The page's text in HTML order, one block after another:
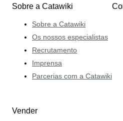
Sobre a Catawiki
Sobre a Catawiki
Os nossos especialistas
Recrutamento
Imprensa
Parcerias com a Catawiki
Vender